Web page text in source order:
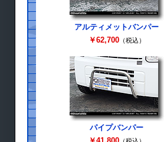
アルティメットバンパー
￥62,700（税込）
パイプバンパー